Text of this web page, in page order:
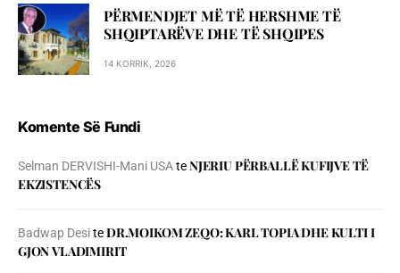
PËRMENDJET MË TË HERSHME TË
SHQIPTARËVE DHE TË SHQIPES
14 KORRIK, 2026
Komente Së Fundi
Selman DERVISHI-Mani USAteNJERIU PЁRBALLЁ KUFIJVE TЁ
EKZISTENCЁS
Badwap DesiteDR.MOIKOM ZEQO: KARL TOPIA DHE KULTI I
GJON VLADIMIRIT